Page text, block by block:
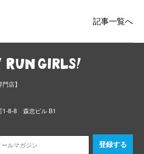
記事一覧へ
店】
1-8-8 森忠ビル B1
登録する